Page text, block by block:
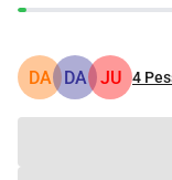
DA DA JU 4